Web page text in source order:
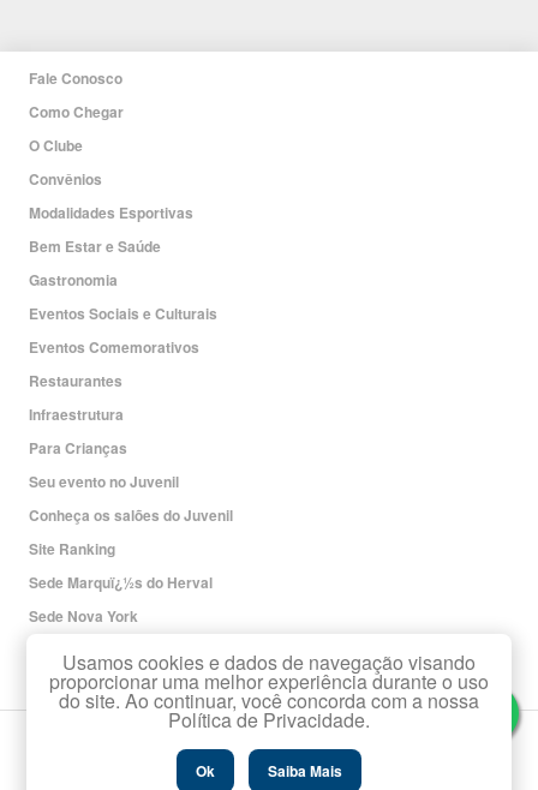
Fale Conosco
Como Chegar
O Clube
Convênios
Modalidades Esportivas
Bem Estar e Saúde
Gastronomia
Eventos Sociais e Culturais
Eventos Comemorativos
Restaurantes
Infraestrutura
Para Crianças
Seu evento no Juvenil
Conheça os salões do Juvenil
Site Ranking
Sede Marquï¿½s do Herval
Sede Nova York
Todos os direitos reservados.
Usamos cookies e dados de navegação visando
proporcionar uma melhor experiência durante o uso
do site. Ao continuar, você concorda com a nossa
Política de Privacidade.
Ok Saiba Mais